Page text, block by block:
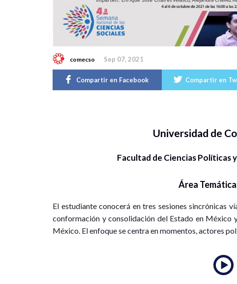
comecso Sep 07, 2021
Compartir en Facebook Compartir en
Universidad de
Facultad de Ciencias Políticas
Área
El estudiante conocerá en tres sesiones sincrónicas
conformación y consolidación del Estado en México
México. El enfoque se centra en momentos, actores